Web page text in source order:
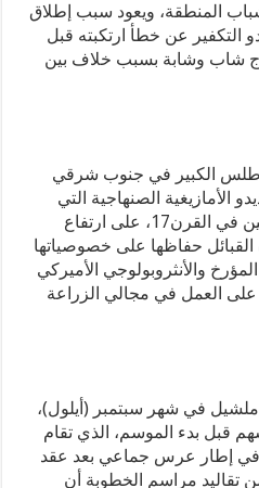
المنطقة، ويعود سبب إطلاق
التكفير عن خطأ ارتكبته قبل
شاب وشابة بسبب خلاف بين
الكبير في جنوب شرقي
الأمازيغية الصنهاجية التي
استقرت هناك بحسب المؤرخين في القرن17، على ارتفاع
القبائل حفاظها على خصوصياتها
والأنثروبولوجي الأميركي
على العمل في مجالي الزراعة
في شهر سبتمبر (أيلول)،
قبل بدء الموسم، الذي تقام
في إطار عرس جماعي بعد عقد
تقاليد مراسم الخطوبة أن